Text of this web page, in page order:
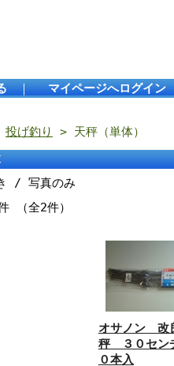
｜ マイページへログイン
投げ釣り > 天秤（単体）
/ 写真のみ
（全2件）
オサノン 改
秤 ３０セン
０本入